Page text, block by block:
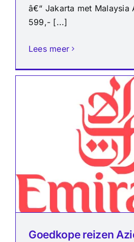
â€“ Jakarta met Malaysia
599,- [...]
Lees meer
Goedkope reizen